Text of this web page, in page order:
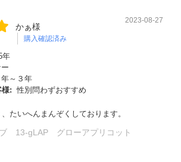
かぁ様
購入確認済み
2023-08-27
年
年～３年
様: 性別問わずおすすめ
たいへんまんぞくしております。
13-gLAP グローアプリコット